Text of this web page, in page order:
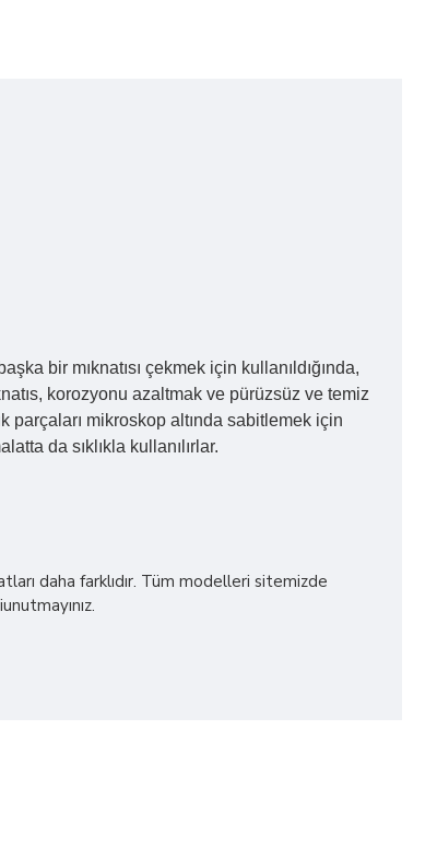
bir mıknatısı çekmek için kullanıldığında,
korozyonu azaltmak ve pürüzsüz ve temiz
parçaları mikroskop altında sabitlemek için
da sıklıkla kullanılırlar.
daha farklıdır. Tüm modelleri sitemizde